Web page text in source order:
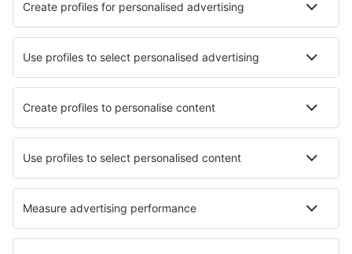
Unterkunft Dallas Unterkunft in Ginestra
Unterkunft in Holbeach Unterkunft in Badia
Unterkunft in New Hampton Unterkunft in Sarre